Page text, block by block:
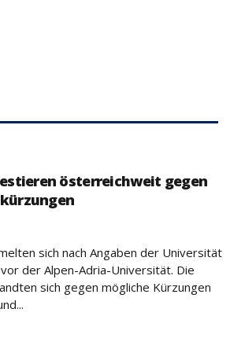
österreichweit gegen
sich nach Angaben der Universität
der Alpen-Adria-Universität. Die
sich gegen mögliche Kürzungen